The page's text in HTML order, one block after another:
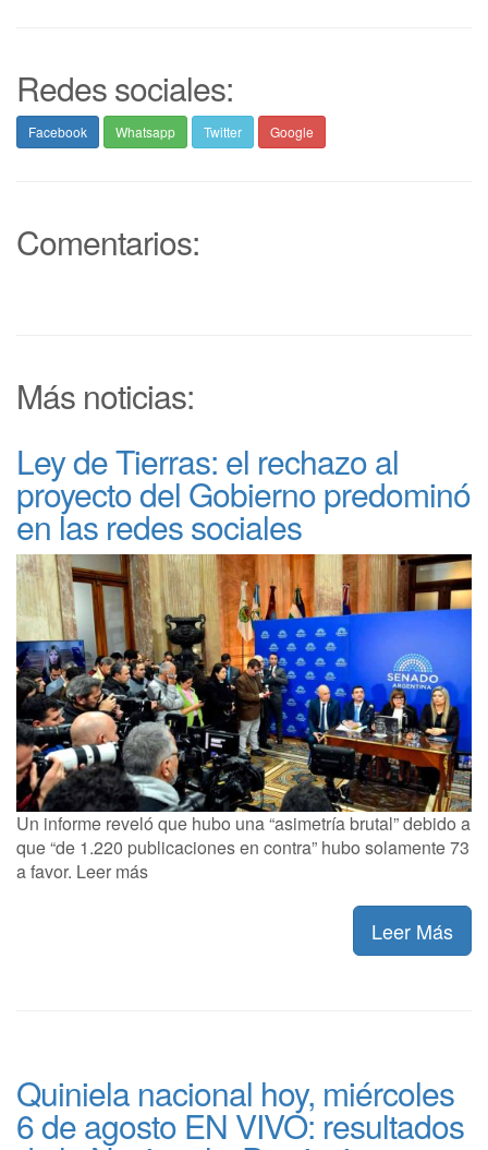
Redes sociales:
Facebook Whatsapp Twitter Google
Comentarios:
Más noticias:
Ley de Tierras: el rechazo al
proyecto del Gobierno predominó
en las redes sociales
Un informe reveló que hubo una “asimetría brutal” debido a
que “de 1.220 publicaciones en contra” hubo solamente 73
a favor. Leer más
Leer Más
Quiniela nacional hoy, miércoles
6 de agosto EN VIVO: resultados